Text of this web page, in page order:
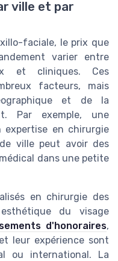
ville et par
faciale, le prix que
varier entre
et cliniques. Ces
facteurs, mais
et de la
Par exemple, une
expertise en chirurgie
ville peut avoir des
dans une petite
en chirurgie des
du visage
d'honoraires,
leur expérience sont
ou international. La